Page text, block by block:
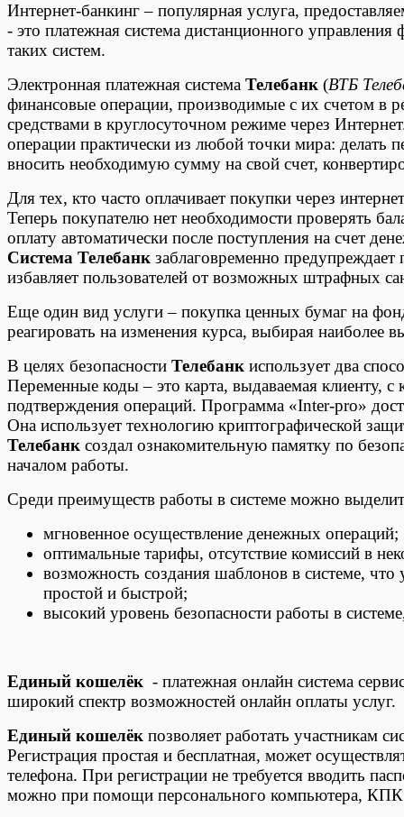
Интернет-банкинг – популярная услуга,
- это платежная система дистанционного
таких систем.
Электронная платежная система Телебанк (ВТБ
финансовые операции, производимые с их счетом в
средствами в круглосуточном режиме через
операции практически из любой точки мира: делать
вносить необходимую сумму на свой счет,
Для тех, кто часто оплачивает покупки через
Теперь покупателю нет необходимости проверять
оплату автоматически после поступления на счет
Система Телебанк заблаговременно
избавляет пользователей от возможных штрафных
Еще один вид услуги – покупка ценных бумаг на
реагировать на изменения курса, выбирая наиболее
В целях безопасности Телебанк использует два
Переменные коды – это карта, выдаваемая клиенту,
подтверждения операций. Программа «Inter-pro»
Она использует технологию криптографической
Телебанк создал ознакомительную памятку по
началом работы.
Среди преимуществ работы в системе можно
мгновенное осуществление денежных операций;
оптимальные тарифы, отсутствие комиссий в
возможность создания шаблонов в системе,
простой и быстрой;
высокий уровень безопасности работы в
Единый кошелёк - платежная онлайн система
широкий спектр возможностей онлайн оплаты услуг.
Единый кошелёк позволяет работать
Регистрация простая и бесплатная, может
телефона. При регистрации не требуется вводить
можно при помощи персонального компьютера, КПК